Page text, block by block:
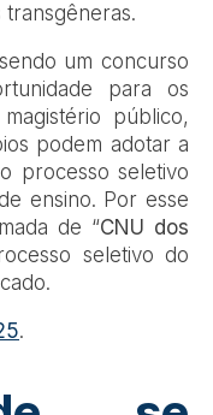
um concurso
para os
público,
podem adotar a
processo seletivo
ensino. Por esse
de “CNU dos
seletivo do
.